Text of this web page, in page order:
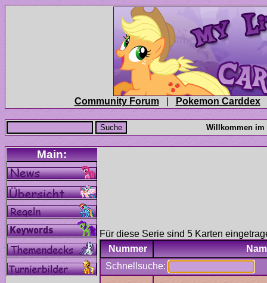
|
Für diese Serie sind 5 Karten
Nummer
Schnellsuche: